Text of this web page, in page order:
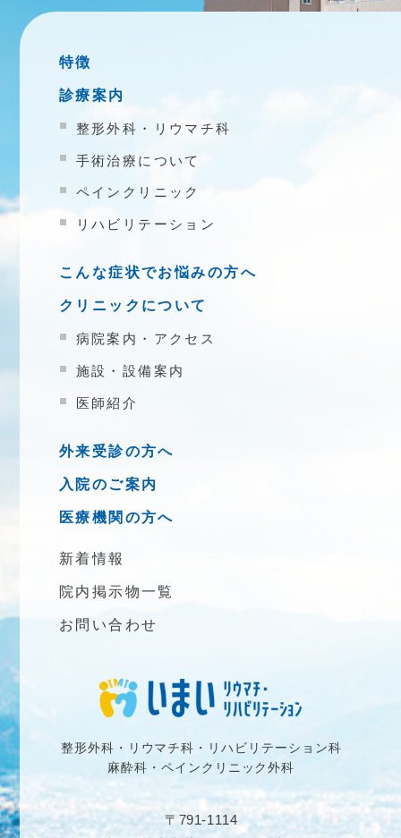
整形外科・リウマチ科・リハビリテーション科
麻酔科・ペインクリニック外科
〒791-1114
特徴
診療案内
整形外科・リウマチ科
手術治療について
ペインクリニック
リハビリテーション
こんな症状でお悩みの方へ
クリニックについて
病院案内・アクセス
施設・設備案内
医師紹介
外来受診の方へ
入院のご案内
医療機関の方へ
新着情報
院内掲示物一覧
お問い合わせ